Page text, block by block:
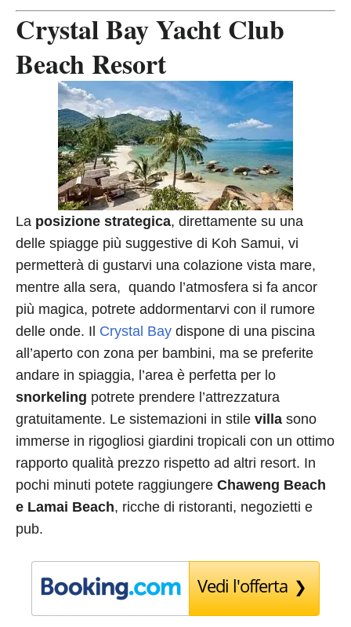
Crystal Bay Yacht Club
Beach Resort
La posizione strategica, direttamente su una
delle spiagge più suggestive di Koh Samui, vi
permetterà di gustarvi una colazione vista mare,
mentre alla sera, quando l’atmosfera si fa ancor
più magica, potrete addormentarvi con il rumore
delle onde. Il Crystal Bay dispone di una piscina
all’aperto con zona per bambini, ma se preferite
andare in spiaggia, l’area è perfetta per lo
snorkeling potrete prendere l’attrezzatura
gratuitamente. Le sistemazioni in stile villa sono
immerse in rigogliosi giardini tropicali con un ottimo
rapporto qualità prezzo rispetto ad altri resort. In
pochi minuti potete raggiungere Chaweng Beach
e Lamai Beach, ricche di ristoranti, negozietti e
pub.
Vedi l'offerta